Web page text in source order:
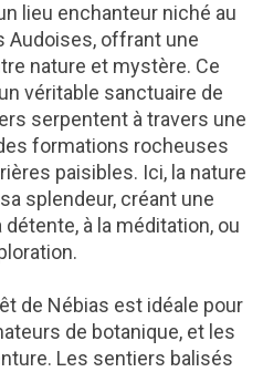
lieu enchanteur niché au
offrant une
nature et mystère. Ce
véritable sanctuaire de
serpentent à travers une
formations rocheuses
paisibles. Ici, la nature
splendeur, créant une
à la méditation, ou
de Nébias est idéale pour
de botanique, et les
Les sentiers balisés